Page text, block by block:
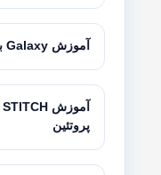
آموزش Galaxy برای تحلیل داده‌های توالی‌یابی
پروتئین